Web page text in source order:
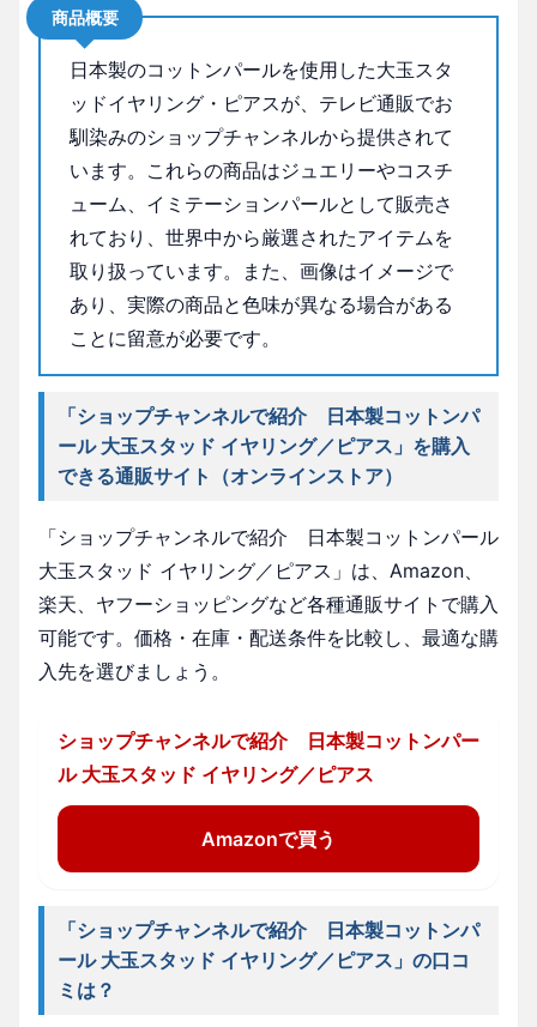
商品概要
日本製のコットンパールを使用した大玉スタ
ッドイヤリング・ピアスが、テレビ通販でお
馴染みのショップチャンネルから提供されて
います。これらの商品はジュエリーやコスチ
ューム、イミテーションパールとして販売さ
れており、世界中から厳選されたアイテムを
取り扱っています。また、画像はイメージで
あり、実際の商品と色味が異なる場合がある
ことに留意が必要です。
「ショップチャンネルで紹介 日本製コットンパ
ール 大玉スタッド イヤリング／ピアス」を購入
できる通販サイト（オンラインストア）
「ショップチャンネルで紹介 日本製コットンパール
大玉スタッド イヤリング／ピアス」は、Amazon、
楽天、ヤフーショッピングなど各種通販サイトで購入
可能です。価格・在庫・配送条件を比較し、最適な購
入先を選びましょう。
ショップチャンネルで紹介 日本製コットンパー
ル 大玉スタッド イヤリング／ピアス
Amazonで買う
「ショップチャンネルで紹介 日本製コットンパ
ール 大玉スタッド イヤリング／ピアス」の口コ
ミは？